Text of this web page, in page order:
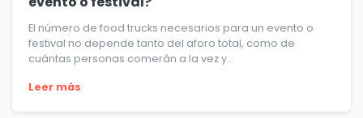
El número de food trucks necesarios para un evento o
festival no depende tanto del aforo total, como de
cuántas personas comerán a la vez y...
Leer más